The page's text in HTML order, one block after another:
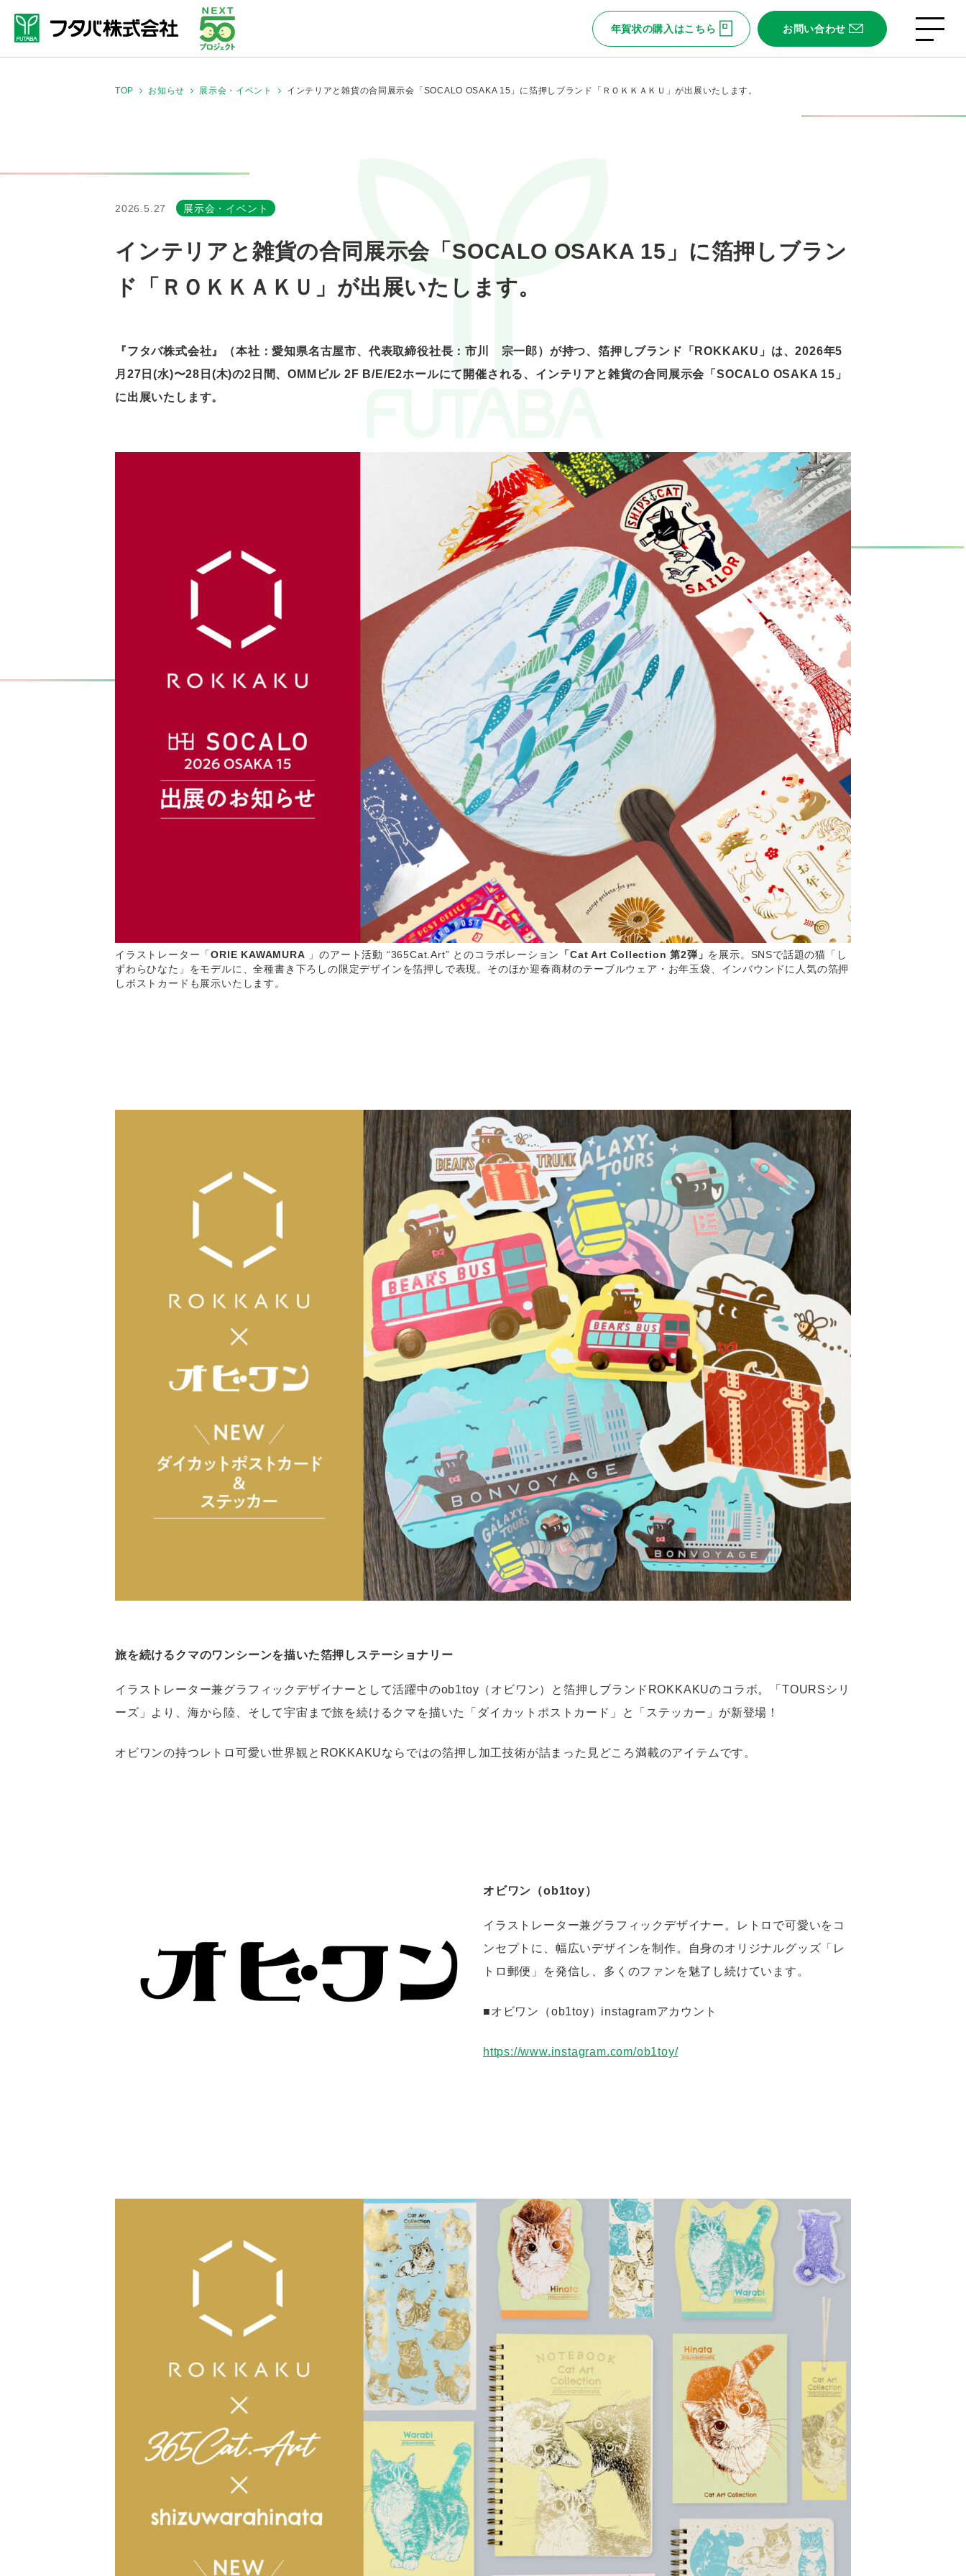
年賀状の購入はこちら お問い合わせ
TOP お知らせ 展示会・イベント インテリアと雑貨の合同展示会「SOCALO OSAKA 15」に箔押しブランド「ＲＯＫＫＡＫＵ」が出展いたします。
2026.5.27 展示会・イベント
インテリアと雑貨の合同展示会「SOCALO OSAKA 15」に箔押しブラン
ド「ＲＯＫＫＡＫＵ」が出展いたします。
『フタバ株式会社』（本社：愛知県名古屋市、代表取締役社長：市川 宗一郎）が持つ、箔押しブランド「ROKKAKU」は、2026年5
月27日(水)〜28日(木)の2日間、OMMビル 2F B/E/E2ホールにて開催される、インテリアと雑貨の合同展示会「SOCALO OSAKA 15」
に出展いたします。
イラストレーター「ORIE KAWAMURA 」のアート活動 “365Cat.Art” とのコラボレーション 「Cat Art Collection 第2弾」 を展示。SNSで話題の猫「し
ずわらひなた」をモデルに、全種書き下ろしの限定デザインを箔押しで表現。そのほか迎春商材のテーブルウェア・お年玉袋、インバウンドに人気の箔押
しポストカードも展示いたします。
旅を続けるクマのワンシーンを描いた箔押しステーショナリー
イラストレーター兼グラフィックデザイナーとして活躍中のob1toy（オビワン）と箔押しブランドROKKAKUのコラボ。「TOURSシリ
ーズ」より、海から陸、そして宇宙まで旅を続けるクマを描いた「ダイカットポストカード」と「ステッカー」が新登場！
オビワンの持つレトロ可愛い世界観とROKKAKUならではの箔押し加工技術が詰まった見どころ満載のアイテムです。
オビワン（ob1toy）
イラストレーター兼グラフィックデザイナー。レトロで可愛いをコ
ンセプトに、幅広いデザインを制作。自身のオリジナルグッズ「レ
トロ郵便」を発信し、多くのファンを魅了し続けています。
■オビワン（ob1toy）instagramアカウント
https://www.instagram.com/ob1toy/